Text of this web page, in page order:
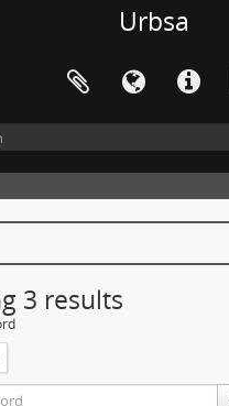
Urbsa
3 results